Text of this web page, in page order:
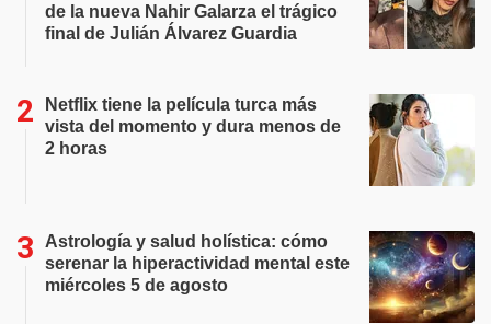
de la nueva Nahir Galarza el trágico
final de Julián Álvarez Guardia
Netflix tiene la película turca más
vista del momento y dura menos de
2 horas
Astrología y salud holística: cómo
serenar la hiperactividad mental este
miércoles 5 de agosto